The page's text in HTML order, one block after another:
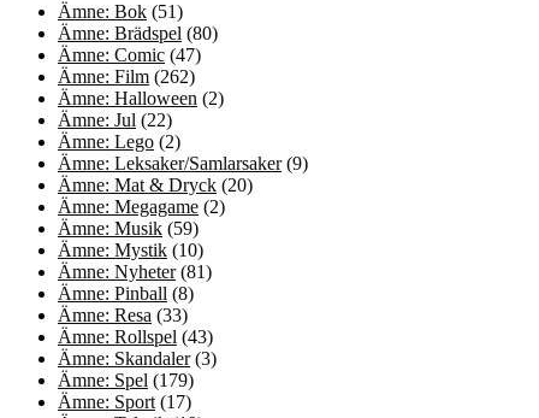
Ämne: Bok (51)
Ämne: Brädspel (80)
Ämne: Comic (47)
Ämne: Film (262)
Ämne: Halloween (2)
Ämne: Jul (22)
Ämne: Lego (2)
Ämne: Leksaker/Samlarsaker(9)
Ämne: Mat & Dryck (20)
Ämne: Megagame (2)
Ämne: Musik (59)
Ämne: Mystik (10)
Ämne: Nyheter(81)
Ämne: Pinball (8)
Ämne: Resa (33)
Ämne: Rollspel (43)
Ämne: Skandaler(3)
Ämne: Spel (179)
Ämne: Sport (17)